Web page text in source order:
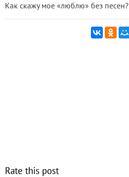
Как скажу мое «люблю» без песен?
Rate this post